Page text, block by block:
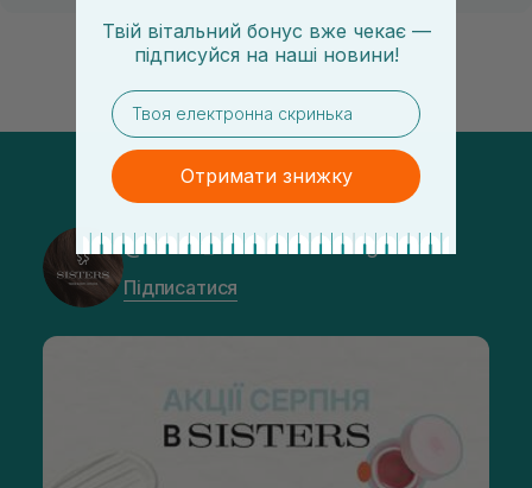
@sisters_stelmakh в Instagram
Підписатися
Твій вітальний бонус вже чекає —
підписуйся на наші новини!
email
Отримати знижку